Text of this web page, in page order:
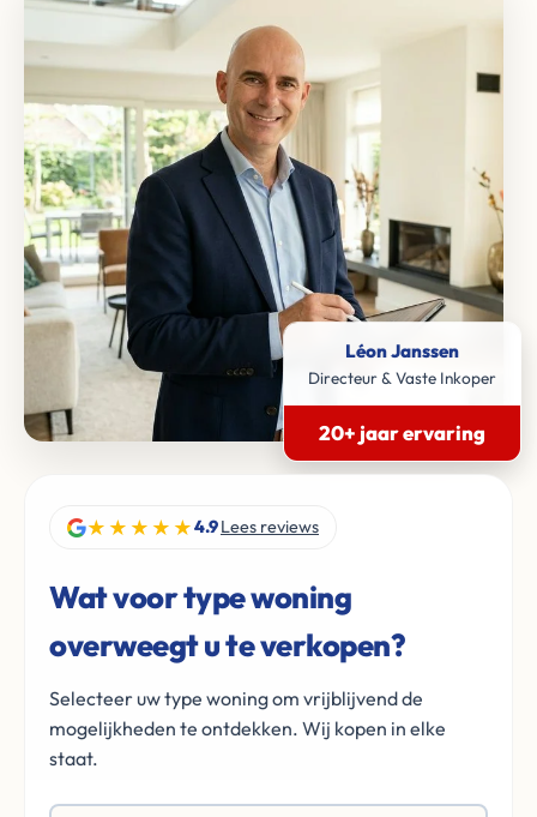
Léon Janssen
Directeur & Vaste Inkoper
20+ jaar ervaring
★★★★★4.9Lees reviews
Wat voor type woning
overweegt u te verkopen?
Selecteer uw type woning om vrijblijvend de
mogelijkheden te ontdekken. Wij kopen in elke
staat.